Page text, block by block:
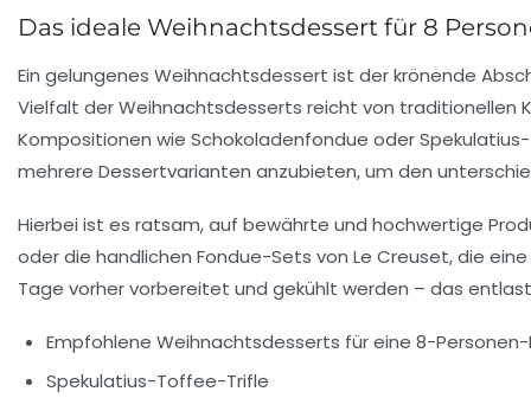
Das ideale Weihnachtsdessert für 8
Ein gelungenes Weihnachtsdessert ist der krönende
Vielfalt der Weihnachtsdesserts reicht von traditionellen
Kompositionen wie Schokoladenfondue oder
mehrere Dessertvarianten anzubieten, um den
Hierbei ist es ratsam, auf bewährte und hochwertige
oder die handlichen Fondue-Sets von Le Creuset, die
Tage vorher vorbereitet und gekühlt werden – das
Empfohlene Weihnachtsdesserts für eine 8-Personen-
Spekulatius-Toffee-Trifle